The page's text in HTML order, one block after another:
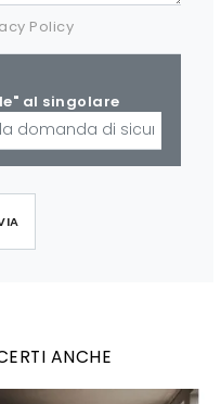
Policy
al singolare
ANCHE